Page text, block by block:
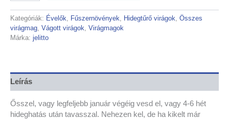
Kategóriák: Évelők, Fűszernövények, Hidegtűrő virágok, Összes
virágmag, Vágott virágok, Virágmagok
Márka: jelitto
Leírás
Ősszel, vagy legfeljebb január végéig vesd el, vagy 4-6 hét
hideghatás után tavasszal. Nehezen kel, de ha kikelt már